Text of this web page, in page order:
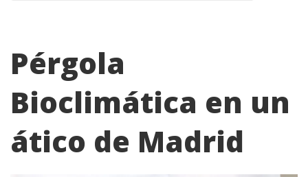
Pérgola
Bioclimática en un
ático de Madrid